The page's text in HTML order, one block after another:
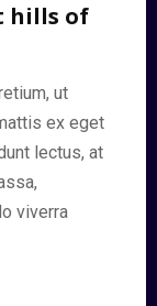
hills of
ut
ex eget
lectus, at
viverra